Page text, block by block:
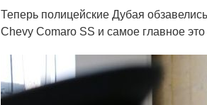
Теперь полицейские Дубая
Chevy Comaro SS и самое главное